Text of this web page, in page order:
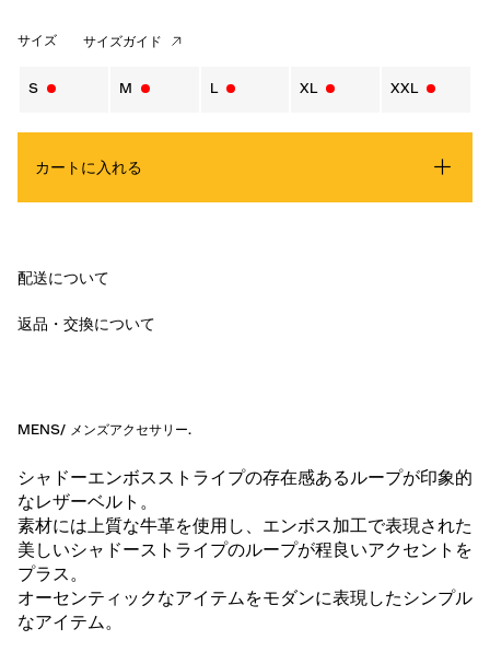
サイズ サイズガイド
S M L XL XXL
カートに入れる
配送について
返品・交換について
MENS/ メンズアクセサリー.
シャドーエンボスストライプの存在感あるループが印象的
なレザーベルト。
素材には上質な牛革を使用し、エンボス加工で表現された
美しいシャドーストライプのループが程良いアクセントを
プラス。
オーセンティックなアイテムをモダンに表現したシンプル
なアイテム。